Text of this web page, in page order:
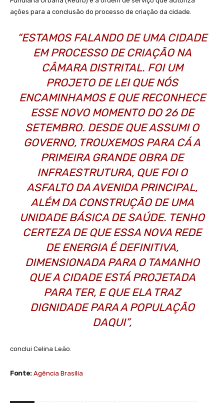
ações para a conclusão do processo de criação da cidade.
“ESTAMOS FALANDO DE UMA CIDADE
EM PROCESSO DE CRIAÇÃO NA
CÂMARA DISTRITAL. FOI UM
PROJETO DE LEI QUE NÓS
ENCAMINHAMOS E QUE RECONHECE
ESSE NOVO MOMENTO DO 26 DE
SETEMBRO. DESDE QUE ASSUMI O
GOVERNO, TROUXEMOS PARA CÁ A
PRIMEIRA GRANDE OBRA DE
INFRAESTRUTURA, QUE FOI O
ASFALTO DA AVENIDA PRINCIPAL,
ALÉM DA CONSTRUÇÃO DE UMA
UNIDADE BÁSICA DE SAÚDE. TENHO
CERTEZA DE QUE ESSA NOVA REDE
DE ENERGIA É DEFINITIVA,
DIMENSIONADA PARA O TAMANHO
QUE A CIDADE ESTÁ PROJETADA
PARA TER, E QUE ELA TRAZ
DIGNIDADE PARA A POPULAÇÃO
DAQUI”,
conclui Celina Leão.
Fonte: Agência Brasília